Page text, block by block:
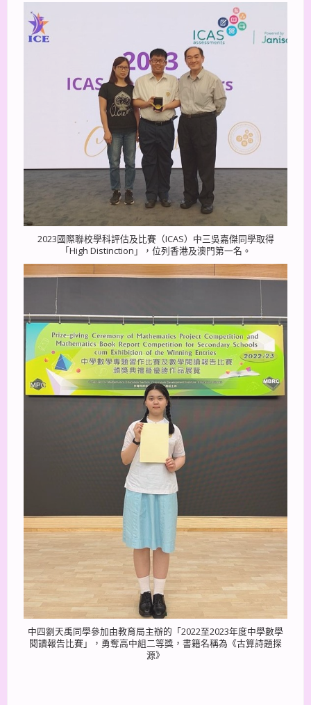
2023國際聯校學科評估及比賽（ICAS）中三吳嘉傑同學取得
「High Distinction」，位列香港及澳門第一名。
中四劉天禹同學參加由教育局主辦的「2022至2023年度中學數學
閱讀報告比賽」，勇奪高中組二等獎，書籍名稱為《古算詩題探
源》